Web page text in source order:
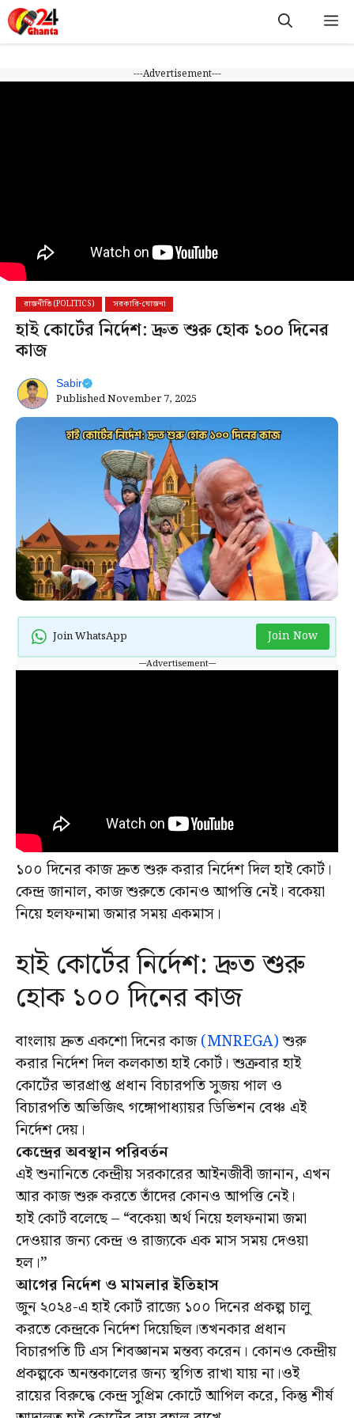
Skip
to
content
---Advertisement---
রাজনীতি (POLITICS) সরকারি-যোজনা
হাই কোর্টের নির্দেশ: দ্রুত শুরু হোক ১০০ দিনের
কাজ
Sabir
PublishedNovember 7, 2025
Join WhatsApp Join Now
---Advertisement---
১০০ দিনের কাজ দ্রুত শুরু করার নির্দেশ দিল হাই কোর্ট।
কেন্দ্র জানাল, কাজ শুরুতে কোনও আপত্তি নেই। বকেয়া
নিয়ে হলফনামা জমার সময় একমাস।
হাই কোর্টের নির্দেশ: দ্রুত শুরু
হোক ১০০ দিনের কাজ
বাংলায় দ্রুত একশো দিনের কাজ(MNREGA)শুরু
করার নির্দেশ দিল কলকাতা হাই কোর্ট। শুক্রবার হাই
কোর্টের ভারপ্রাপ্ত প্রধান বিচারপতি সুজয় পাল ও
বিচারপতি অভিজিৎ গঙ্গোপাধ্যায়র ডিভিশন বেঞ্চ এই
নির্দেশ দেয়।
কেন্দ্রের অবস্থান পরিবর্তন
এই শুনানিতে কেন্দ্রীয় সরকারের আইনজীবী জানান, এখন
আর কাজ শুরু করতে তাঁদের কোনও আপত্তি নেই।
হাই কোর্ট বলেছে – “বকেয়া অর্থ নিয়ে হলফনামা জমা
দেওয়ার জন্য কেন্দ্র ও রাজ্যকে এক মাস সময় দেওয়া
হল।”
আগের নির্দেশ ও মামলার ইতিহাস
জুন ২০২৪-এ হাই কোর্ট রাজ্যে ১০০ দিনের প্রকল্প চালু
করতে কেন্দ্রকে নির্দেশ দিয়েছিল।তখনকার প্রধান
বিচারপতি টি এস শিবজ্ঞানম মন্তব্য করেন। কোনও কেন্দ্রীয়
প্রকল্পকে অনন্তকালের জন্য স্থগিত রাখা যায় না।ওই
রায়ের বিরুদ্ধে কেন্দ্র সুপ্রিম কোর্টে আপিল করে, কিন্তু শীর্ষ